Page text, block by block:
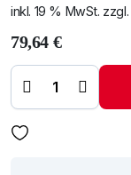
inkl. 19 % MwSt. zzgl.
79,64 €
ROAD-P
185/55 R15
Menge